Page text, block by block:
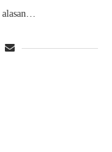
alasan…